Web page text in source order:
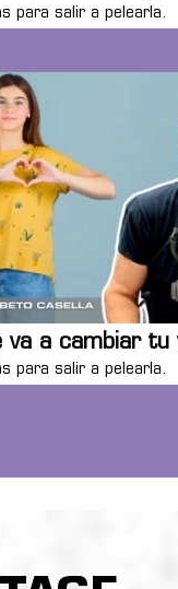
para salir a pelearla.
va a cambiar tu
para salir a pelearla.